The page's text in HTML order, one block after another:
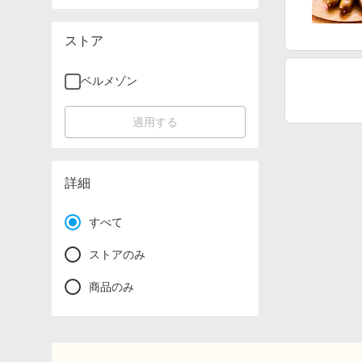
ストア
ベルメゾン
適用する
詳細
すべて
ストアのみ
商品のみ